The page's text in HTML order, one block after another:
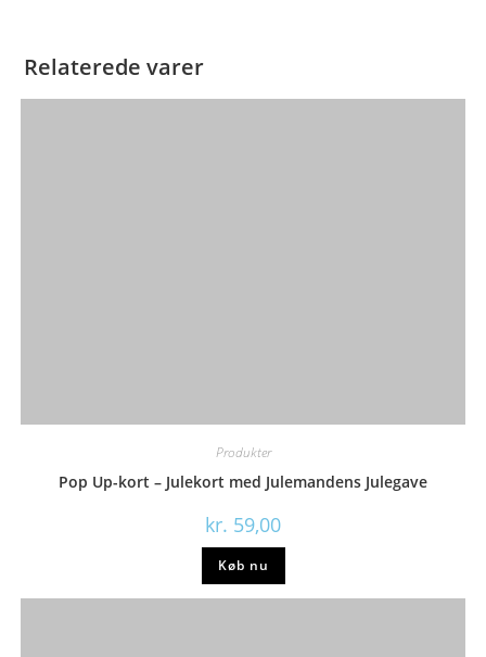
Relaterede varer
Produkter
Pop Up-kort – Julekort med Julemandens Julegave
kr. 59,00
Køb nu